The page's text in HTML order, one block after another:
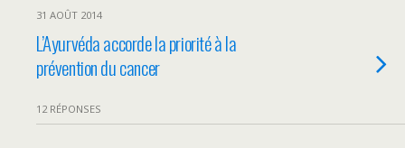
31 AOÛT 2014
L’Ayurvéda accorde la priorité à la
prévention du cancer
12 RÉPONSES